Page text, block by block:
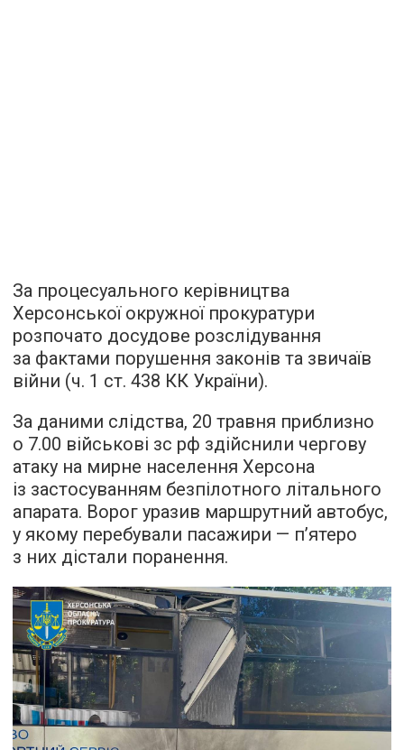
За процесуального керівництва
Херсонської окружної прокуратури
розпочато досудове розслідування
за фактами порушення законів та звичаїв
війни (ч. 1 ст. 438 КК України).
За даними слідства, 20 травня приблизно
о 7.00 військові зс рф здійснили чергову
атаку на мирне населення Херсона
із застосуванням безпілотного літального
апарата. Ворог уразив маршрутний автобус,
у якому перебували пасажири — п’ятеро
з них дістали поранення.